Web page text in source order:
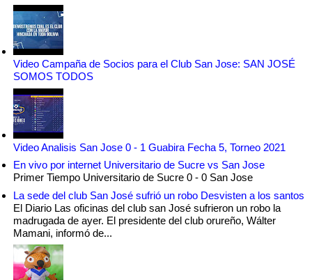
Video Campaña de Socios para el Club San Jose: SAN JOSÉ
SOMOS TODOS
Video Analisis San Jose 0 - 1 Guabira Fecha 5, Torneo 2021
En vivo por internet Universitario de Sucre vs San Jose
Primer Tiempo Universitario de Sucre 0 - 0 San Jose
La sede del club San José sufrió un robo Desvisten a los santos
El Diario Las oficinas del club san José sufrieron un robo la
madrugada de ayer. El presidente del club orureño, Wálter
Mamani, informó de...